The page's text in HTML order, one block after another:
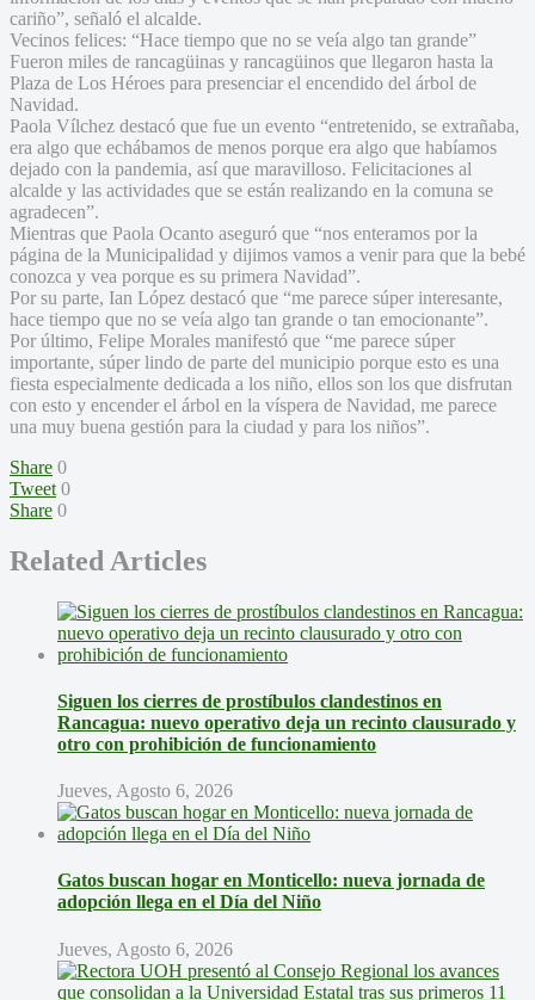
cariño”, señaló el alcalde.
Vecinos felices: “Hace tiempo que no se veía algo tan grande”
Fueron miles de rancagüinas y rancagüinos que llegaron hasta la
Plaza de Los Héroes para presenciar el encendido del árbol de
Navidad.
Paola Vílchez destacó que fue un evento “entretenido, se extrañaba,
era algo que echábamos de menos porque era algo que habíamos
dejado con la pandemia, así que maravilloso. Felicitaciones al
alcalde y las actividades que se están realizando en la comuna se
agradecen”.
Mientras que Paola Ocanto aseguró que “nos enteramos por la
página de la Municipalidad y dijimos vamos a venir para que la bebé
conozca y vea porque es su primera Navidad”.
Por su parte, Ian López destacó que “me parece súper interesante,
hace tiempo que no se veía algo tan grande o tan emocionante”.
Por último, Felipe Morales manifestó que “me parece súper
importante, súper lindo de parte del municipio porque esto es una
fiesta especialmente dedicada a los niño, ellos son los que disfrutan
con esto y encender el árbol en la víspera de Navidad, me parece
una muy buena gestión para la ciudad y para los niños”.
Share 0
Tweet 0
Share 0
Related Articles
Siguen los cierres de prostíbulos clandestinos en
Rancagua: nuevo operativo deja un recinto clausurado y
otro con prohibición de funcionamiento
Jueves, Agosto 6, 2026
Gatos buscan hogar en Monticello: nueva jornada de
adopción llega en el Día del Niño
Jueves, Agosto 6, 2026